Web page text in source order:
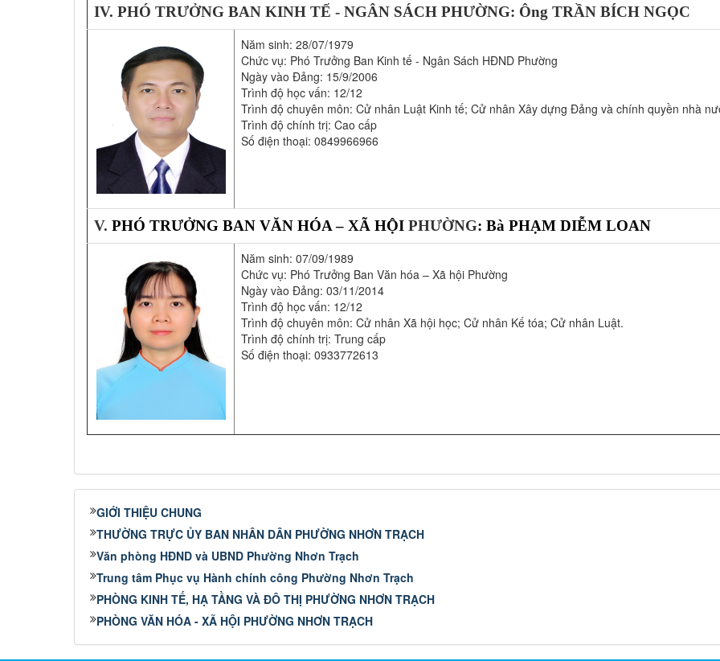
IV. PHÓ TRƯỞNG BAN KINH TẾ - NGÂN SÁCH PHƯỜNG: Ông TRẦN BÍCH NGỌC
Năm sinh: 28/07/1979
Chức vụ: Phó Trưởng Ban Kinh tế - Ngân Sách HĐND Phường
Ngày vào Đảng: 15/9/2006
Trình độ học vấn: 12/12
Trình độ chuyên môn: Cử nhân Luật Kinh tế; Cử nhân Xây dựng Đảng và chính quyền nhà
Trình độ chính trị: Cao cấp
Số điện thoại: 0849966966
V.PHÓ TRƯỞNG BAN VĂN HÓA – XÃ HỘIPHƯỜNG: Bà PHẠM DIỄM LOAN
Năm sinh: 07/09/1989
Chức vụ: Phó Trưởng Ban Văn hóa – Xã hội Phường
Ngày vào Đảng: 03/11/2014
Trình độ học vấn: 12/12
Trình độ chuyên môn: Cử nhân Xã hội học; Cử nhân Kế tóa; Cử nhân Luật.
Trình độ chính trị: Trung cấp
Số điện thoại: 0933772613
GIỚI THIỆU CHUNG
THƯỜNG TRỰC ỦY BAN NHÂN DÂN PHƯỜNG NHƠN TRẠCH
Văn phòng HĐND và UBND Phường Nhơn Trạch
Trung tâm Phục vụ Hành chính công Phường Nhơn Trạch
PHÒNG KINH TẾ, HẠ TẦNG VÀ ĐÔ THỊ PHƯỜNG NHƠN TRẠCH
PHÒNG VĂN HÓA - XÃ HỘI PHƯỜNG NHƠN TRẠCH